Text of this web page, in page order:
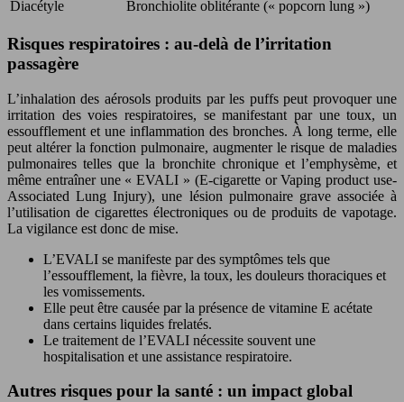
Diacétyle Bronchiolite oblitérante (« popcorn lung »)
Risques respiratoires : au-delà de l’irritation
passagère
L’inhalation des aérosols produits par les puffs peut provoquer une
irritation des voies respiratoires, se manifestant par une toux, un
essoufflement et une inflammation des bronches. À long terme, elle
peut altérer la fonction pulmonaire, augmenter le risque de maladies
pulmonaires telles que la bronchite chronique et l’emphysème, et
même entraîner une « EVALI » (E-cigarette or Vaping product use-
Associated Lung Injury), une lésion pulmonaire grave associée à
l’utilisation de cigarettes électroniques ou de produits de vapotage.
La vigilance est donc de mise.
L’EVALI se manifeste par des symptômes tels que
l’essoufflement, la fièvre, la toux, les douleurs thoraciques et
les vomissements.
Elle peut être causée par la présence de vitamine E acétate
dans certains liquides frelatés.
Le traitement de l’EVALI nécessite souvent une
hospitalisation et une assistance respiratoire.
Autres risques pour la santé : un impact global